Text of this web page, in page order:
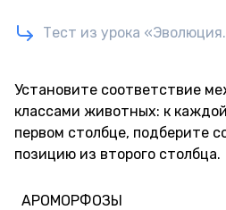
Тест из урока
Установите соответствие
классами животных: к
первом столбце, подберите
позицию из второго столбца.
АРОМОРФОЗЫ